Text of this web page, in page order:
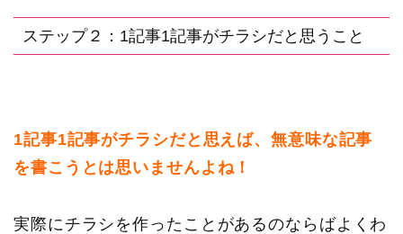
ステップ２：1記事1記事がチラシだと思うこと
1記事1記事がチラシだと思えば、無意味な記事
を書こうとは思いませんよね！
実際にチラシを作ったことがあるのならばよくわ